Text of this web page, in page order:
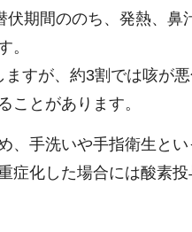
期間ののち、発熱、鼻
。
すが、約3割では咳が悪
ことがあります。
、手洗いや手指衛生と
症化した場合には酸素